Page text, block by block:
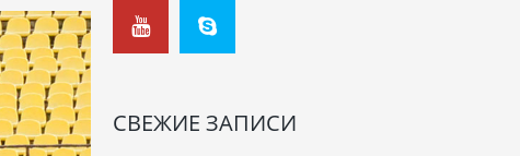
СВЕЖИЕ ЗАПИСИ